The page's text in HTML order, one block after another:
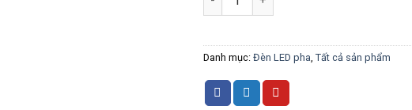
Danh mục: Đèn LED pha Tất cả sản phẩm